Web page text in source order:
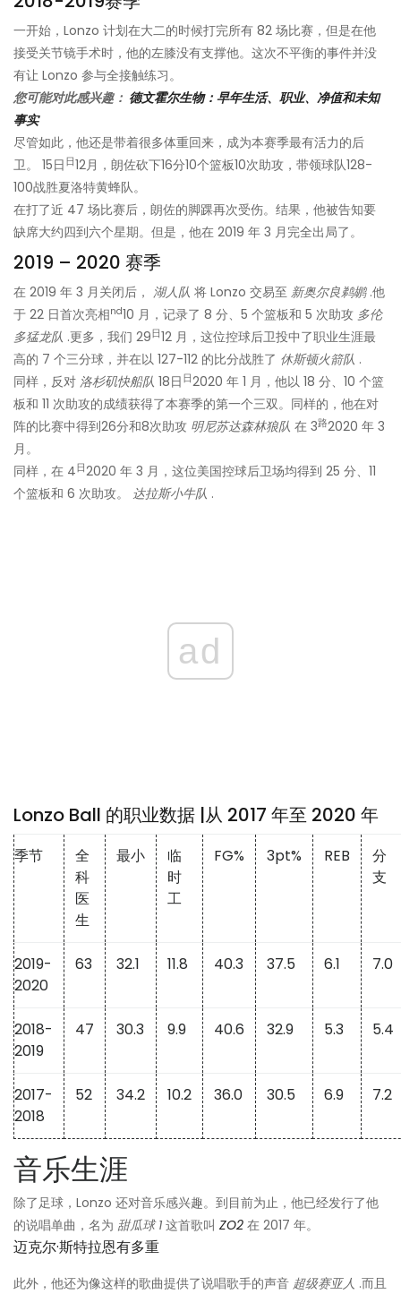
一开始，Lonzo 计划在大二的时候打完所有 82 场比赛，但是在他
接受关节镜手术时，他的左膝没有支撑他。这次不平衡的事件并没
有让 Lonzo 参与全接触练习。
您可能对此感兴趣： 德文霍尔生物：早年生活、职业、净值和未知
事实
尽管如此，他还是带着很多体重回来，成为本赛季最有活力的后
卫。 15日 日12月，朗佐砍下16分10个篮板10次助攻，带领球队128-
100战胜夏洛特黄蜂队。
在打了近 47 场比赛后，朗佐的脚踝再次受伤。结果，他被告知要
缺席大约四到六个星期。但是，他在 2019 年 3 月完全出局了。
2019 – 2020 赛季
在 2019 年 3 月关闭后， 湖人队 将 Lonzo 交易至 新奥尔良鹈鹕.他
于 22 日首次亮相nd10 月，记录了 8 分、5 个篮板和 5 次助攻 多伦
多猛龙队 .更多，我们 29日12 月，这位控球后卫投中了职业生涯最
高的 7 个三分球，并在以 127-112 的比分战胜了 休斯顿火箭队 .
同样，反对 洛杉矶快船队 18日 日2020 年 1 月，他以 18 分、10 个篮
板和 11 次助攻的成绩获得了本赛季的第一个三双。同样的，他在对
阵的比赛中得到26分和8次助攻 明尼苏达森林狼队 在 3路2020 年 3
月。
同样，在 4日2020 年 3 月，这位美国控球后卫场均得到 25 分、11
个篮板和 6 次助攻。 达拉斯小牛队 .
ad
Lonzo Ball 的职业数据 |从 2017 年至 2020 年
季节
全
科
医
生
最小
临
时
工
FG% 3pt% REB
分
支
2019-
2020
63 32.1 11.8 40.3 37.5 6.1 7.0
2018-
2019
47 30.3 9.9 40.6 32.9 5.3 5.4
2017-
2018
52 34.2 10.2 36.0 30.5 6.9 7.2
音乐生涯
除了足球，Lonzo 还对音乐感兴趣。到目前为止，他已经发行了他
的说唱单曲，名为 甜瓜球 1 这首歌叫 ZO2 在 2017 年。
迈克尔·斯特拉恩有多重
此外，他还为像这样的歌曲提供了说唱歌手的声音 超级赛亚人 .而且